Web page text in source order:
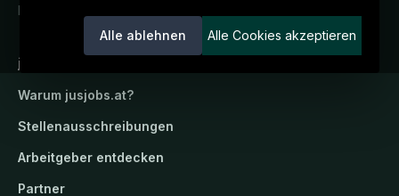
Alle ablehnen Alle Cookies akzeptieren
Ein Service der candidatis GmbH.
jusjobs.at
Warum jusjobs.at?
Stellenausschreibungen
Arbeitgeber entdecken
Partner